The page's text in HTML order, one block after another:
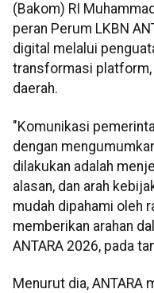
(Bakom) RI
peran Perum LKBN
digital melalui
transformasi
daerah.
"Komunikasi
dengan
dilakukan adalah
alasan, dan arah
mudah dipahami oleh
memberikan arahan
ANTARA 2026, pada
Menurut dia,